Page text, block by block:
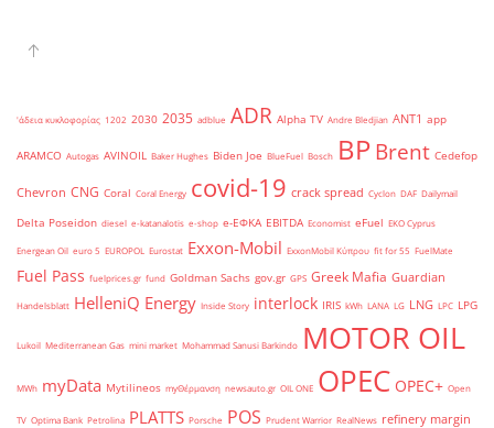
'άδεια κυκλοφορίας 1202 2030 2035 adblue ADR Alpha TV Andre Bledjian ANT1 app
ARAMCO Autogas AVINOIL Baker Hughes Biden Joe BlueFuel Bosch BPBrent Cedefop
Chevron CNG Coral Coral Energy covid-19 crack spread Cyclon DAF Dailymail
Delta Poseidon diesel e-katanalotis e-shop e-ΕΦΚΑ EBITDA Economist eFuel EKO Cyprus
Energean Oil euro 5 EUROPOL Eurostat Exxon-Mobil ExxonMobil Κύπρου fit for 55 FuelMate
Fuel Pass fuelprices.gr fund Goldman Sachs gov.gr GPS Greek Mafia Guardian
Handelsblatt HelleniQ Energy Inside Story interlock IRIS kWh LANA LG LNG LPC LPG
Lukoil Mediterranean Gas mini market Mohammad Sanusi Barkindo MOTOR OIL
MWh myData Mytilineos myΘέρμανση newsauto.gr OIL ONE OPEC OPEC+ Open
TV Optima Bank Petrolina PLATTS Porsche POS Prudent Warrior RealNews refinery margin